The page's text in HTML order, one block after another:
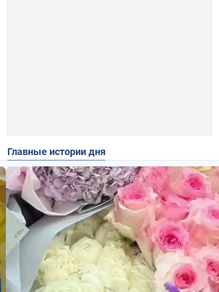
Главные истории дня